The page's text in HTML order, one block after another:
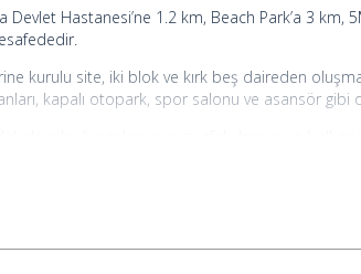
Devlet Hastanesi’ne 1.2 km, Beach Park’a 3 km,
kurulu site, iki blok ve kırk beş daireden
kapalı otopark, spor salonu ve asansör gibi
bulunmaktadır. Lüks daireler vestiyer, çelik kapı,